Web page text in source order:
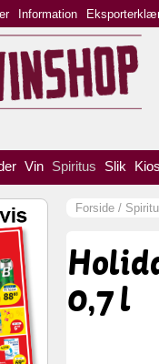
Vin Spiritus Slik
Forside /
0,7 l
Information